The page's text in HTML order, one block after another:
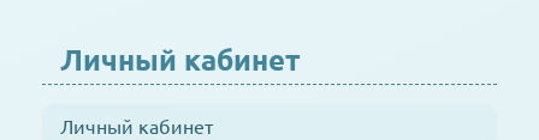
Личный кабинет
Личный кабинет